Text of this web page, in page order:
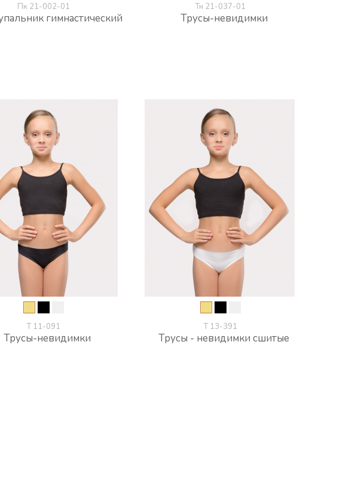
Пк 21-002-01
гимнастический
Тн 21-037-01
Трусы-невидимки
Т 11-091
Трусы-невидимки
Т 13-391
Трусы - невидимки сшитые